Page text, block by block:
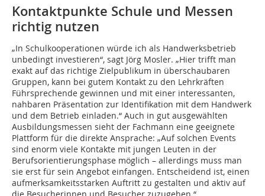
Kontaktpunkte Schule und Messen
richtig nutzen
„In Schulkooperationen würde ich als Handwerksbetrieb
unbedingt investieren“, sagt Jörg Mosler. „Hier trifft man
exakt auf das richtige Zielpublikum in überschaubaren
Gruppen, kann bei gutem Kontakt zu den Lehrkräften
Führsprechende gewinnen und mit einer interessanten,
nahbaren Präsentation zur Identifikation mit dem Handwerk
und dem Betrieb einladen.“ Auch in gut ausgewählten
Ausbildungsmessen sieht der Fachmann eine geeignete
Plattform für die direkte Ansprache: „Auf solchen Events
sind enorm viele Kontakte mit jungen Leuten in der
Berufsorientierungsphase möglich – allerdings muss man
sie erst für sein Angebot einfangen. Entscheidend ist, einen
aufmerksamkeitsstarken Auftritt zu gestalten und aktiv auf